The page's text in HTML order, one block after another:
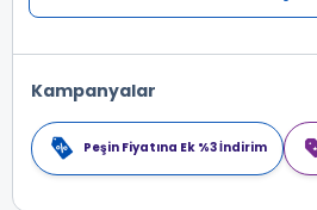
Kampanyalar
Peşin Fiyatına Ek %3 İndirim